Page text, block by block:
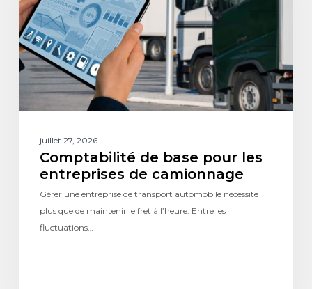
juillet 27, 2026
Comptabilité de base pour les
entreprises de camionnage
Gérer une entreprise de transport automobile nécessite
plus que de maintenir le fret à l’heure. Entre les
fluctuations…